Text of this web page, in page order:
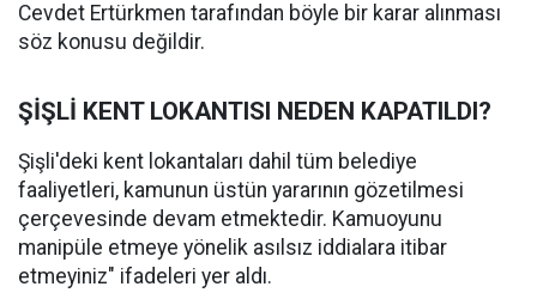
Cevdet Ertürkmen tarafından böyle bir karar alınması
söz konusu değildir.
ŞİŞLİ KENT LOKANTISI NEDEN KAPATILDI?
Şişli'deki kent lokantaları dahil tüm belediye
faaliyetleri, kamunun üstün yararının gözetilmesi
çerçevesinde devam etmektedir. Kamuoyunu
manipüle etmeye yönelik asılsız iddialara itibar
etmeyiniz" ifadeleri yer aldı.